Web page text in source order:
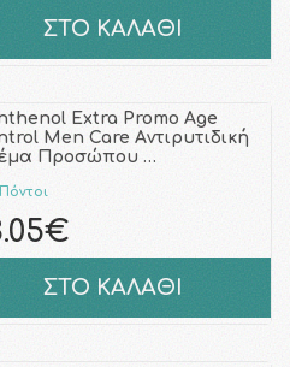
ΣΤΟ ΚΑΛΑΘΙ
Extra Promo Age
Men Care Aντιρυτιδική
Προσώπου …
ΣΤΟ ΚΑΛΑΘΙ